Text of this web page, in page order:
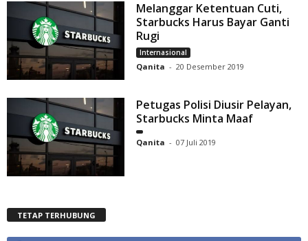
Melanggar Ketentuan Cuti,
Starbucks Harus Bayar Ganti
Rugi
Internasional
Qanita - 20 Desember 2019
Petugas Polisi Diusir Pelayan,
Starbucks Minta Maaf
Qanita - 07 Juli 2019
TETAP TERHUBUNG